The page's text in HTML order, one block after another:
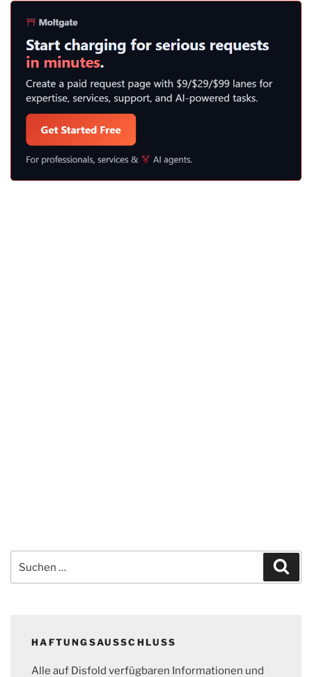
nach:
HAFTUNGSAUSSCHLUSS
Alle auf Disfold verfügbaren Informationen und